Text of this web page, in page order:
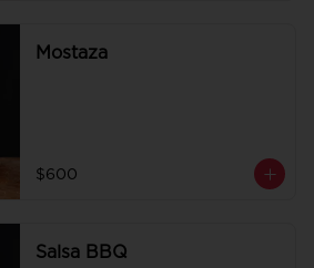
Mostaza
$600
Salsa BBQ